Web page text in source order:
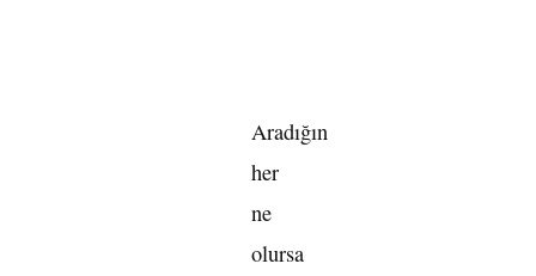
Aradığın
her
ne
olursa